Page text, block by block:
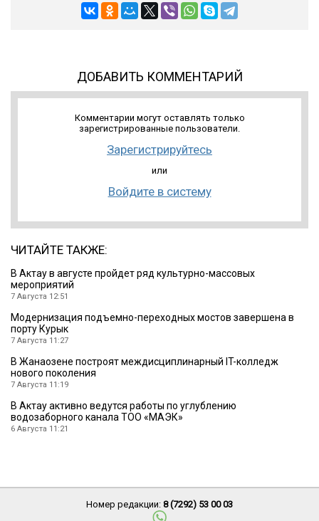
ДОБАВИТЬ КОММЕНТАРИЙ
Комментарии могут оставлять только
зарегистрированные пользователи.
Зарегистрируйтесь
или
Войдите в систему
ЧИТАЙТЕ ТАКЖЕ:
В Актау в августе пройдет ряд культурно-массовых
мероприятий
7 Августа 12:51
Модернизация подъемно-переходных мостов завершена в
порту Курык
7 Августа 11:27
В Жанаозене построят междисциплинарный IT-колледж
нового поколения
7 Августа 11:19
В Актау активно ведутся работы по углублению
водозаборного канала ТОО «МАЭК»
6 Августа 11:21
Номер редакции: 8 (7292) 53 00 03